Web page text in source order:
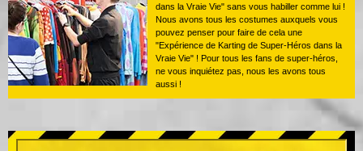
dans la Vraie Vie" sans vous habiller comme lui !
Nous avons tous les costumes auxquels vous
pouvez penser pour faire de cela une
"Expérience de Karting de Super-Héros dans la
Vraie Vie" ! Pour tous les fans de super-héros,
ne vous inquiétez pas, nous les avons tous
aussi !